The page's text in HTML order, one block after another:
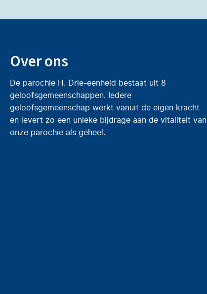
Over ons
De parochie H. Drie-eenheid bestaat uit 8
geloofsgemeenschappen. Iedere
geloofsgemeenschap werkt vanuit de eigen kracht
en levert zo een unieke bijdrage aan de vitaliteit van
onze parochie als geheel.